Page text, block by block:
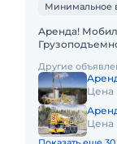
Минимальное
Аренда!
Грузоподъемность: 250
регистраци
Другие
Цена
Цена